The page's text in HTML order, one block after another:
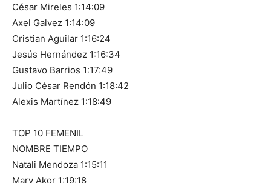
César Mireles 1:14:09
Axel Galvez 1:14:09
Cristian Aguilar 1:16:24
Jesús Hernández 1:16:34
Gustavo Barrios 1:17:49
Julio César Rendón 1:18:42
Alexis Martínez 1:18:49
TOP 10 FEMENIL
NOMBRE TIEMPO
Natali Mendoza 1:15:11
Mary Akor 1:19:18